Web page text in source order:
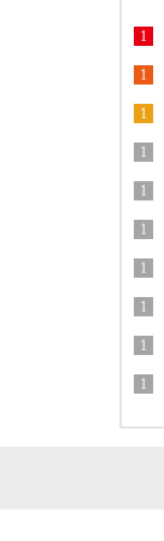
1
1
1
1
1
1
1
1
1
1